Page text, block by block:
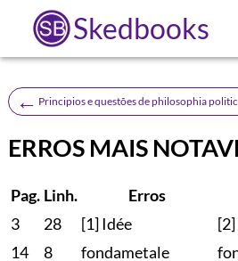
Skedbooks
← Principios e questões de philosophia
ERROS MAIS
Pag. Linh. Erros
3
28 [1] Idée
14
8 fondametale